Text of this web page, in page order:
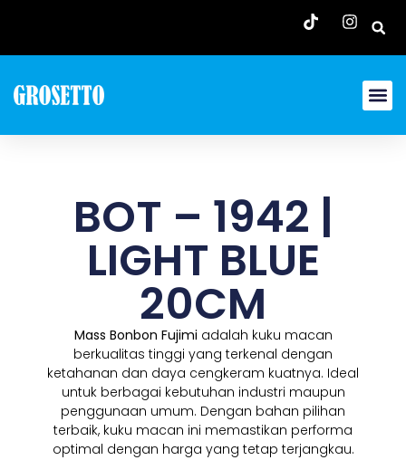
BOT – 1942 |
LIGHT BLUE
20CM
Mass Bonbon Fujimi adalah kuku macan
berkualitas tinggi yang terkenal dengan
ketahanan dan daya cengkeram kuatnya. Ideal
untuk berbagai kebutuhan industri maupun
penggunaan umum. Dengan bahan pilihan
terbaik, kuku macan ini memastikan performa
optimal dengan harga yang tetap terjangkau.